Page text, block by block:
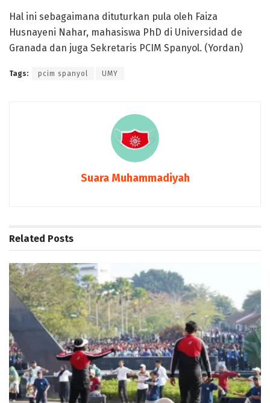
Hal ini sebagaimana dituturkan pula oleh Faiza
Husnayeni Nahar, mahasiswa PhD di Universidad de
Granada dan juga Sekretaris PCIM Spanyol. (Yordan)
Tags: pcim spanyol UMY
Suara Muhammadiyah
Related Posts